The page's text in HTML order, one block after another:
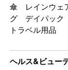
傘 レインウェ
グ デイパック
トラベル用品
ヘルス&ビュー